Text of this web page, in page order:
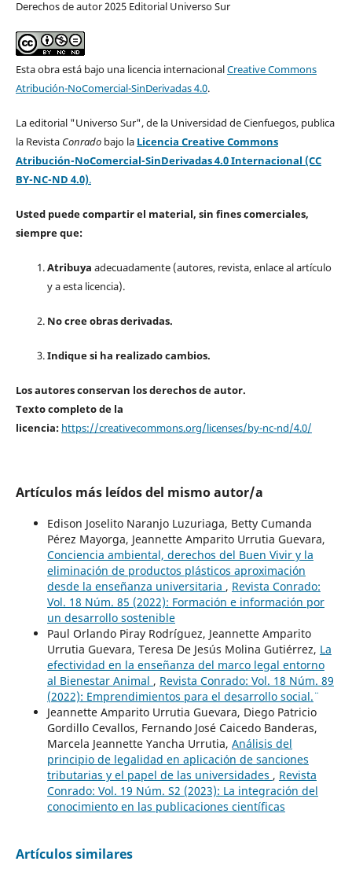
Derechos de autor 2025 Editorial Universo Sur
Esta obra está bajo una licencia internacionalCreative Commons
Atribución-NoComercial-SinDerivadas 4.0.
La editorial "Universo Sur", de la Universidad de Cienfuegos, publica
la Revista Conradobajo la Licencia Creative Commons
Atribución-NoComercial-SinDerivadas 4.0 Internacional (CC
BY-NC-ND 4.0).
Usted puede compartir el material, sin fines comerciales,
siempre que:
Atribuya adecuadamente (autores, revista, enlace al artículo
y a esta licencia).
No cree obras derivadas.
Indique si ha realizado cambios.
Los autores conservan los derechos de autor.
Texto completo de la
licencia: https://creativecommons.org/licenses/by-nc-nd/4.0/
Artículos más leídos del mismo autor/a
Edison Joselito Naranjo Luzuriaga, Betty Cumanda
Pérez Mayorga, Jeannette Amparito Urrutia Guevara,
Conciencia ambiental, derechos del Buen Vivir y la
eliminación de productos plásticos aproximación
desde la enseñanza universitaria , Revista Conrado:
Vol. 18 Núm. 85 (2022): Formación e información por
un desarrollo sostenible
Paul Orlando Piray Rodríguez, Jeannette Amparito
Urrutia Guevara, Teresa De Jesús Molina Gutiérrez, La
efectividad en la enseñanza del marco legal entorno
al Bienestar Animal , Revista Conrado: Vol. 18 Núm. 89
(2022): ¨Emprendimientos para el desarrollo social.¨
Jeannette Amparito Urrutia Guevara, Diego Patricio
Gordillo Cevallos, Fernando José Caicedo Banderas,
Marcela Jeannette Yancha Urrutia, Análisis del
principio de legalidad en aplicación de sanciones
tributarias y el papel de las universidades , Revista
Conrado: Vol. 19 Núm. S2 (2023): La integración del
conocimiento en las publicaciones científicas
Artículos similares